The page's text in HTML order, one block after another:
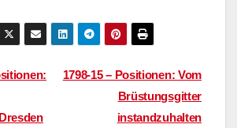
1798-15 – Positionen: Vom
Brüstungsgitter
instandzuhalten